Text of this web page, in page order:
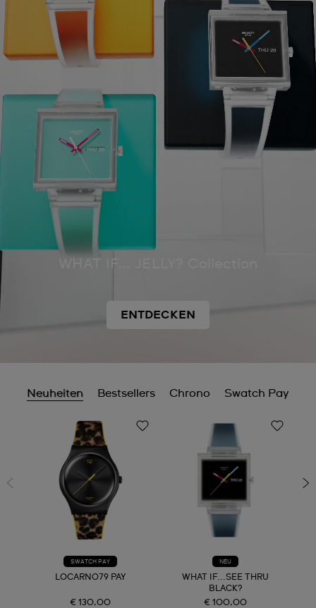
WHAT IF... JELLY? Collection
ENTDECKEN
Neuheiten Bestsellers Chrono Swatch Pay
SWATCH PAY
LOCARNO79 PAY
€ 130,00
NEU
WHAT IF...SEE THRU
BLACK?
€ 100,00